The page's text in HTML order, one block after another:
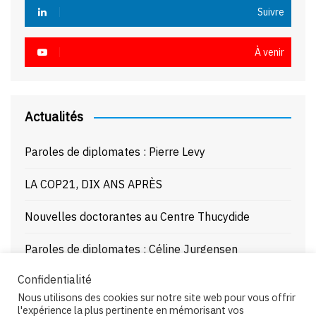
Suivre
À venir
Actualités
Paroles de diplomates : Pierre Levy
LA COP21, DIX ANS APRÈS
Nouvelles doctorantes au Centre Thucydide
Paroles de diplomates : Céline Jurgensen
Journée d’étude : La Mer Noire enjeux stratégiques
et juridiques – 21/10/25
Confidentialité
Nous utilisons des cookies sur notre site web pour vous offrir
l'expérience la plus pertinente en mémorisant vos